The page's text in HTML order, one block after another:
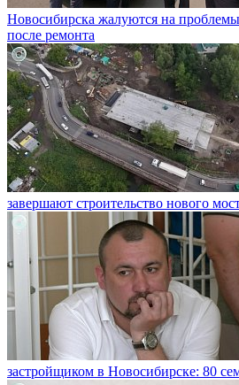
Новосибирска жалуются на проблемы
после ремонта
завершают строительство нового
застройщиком в Новосибирске: 80